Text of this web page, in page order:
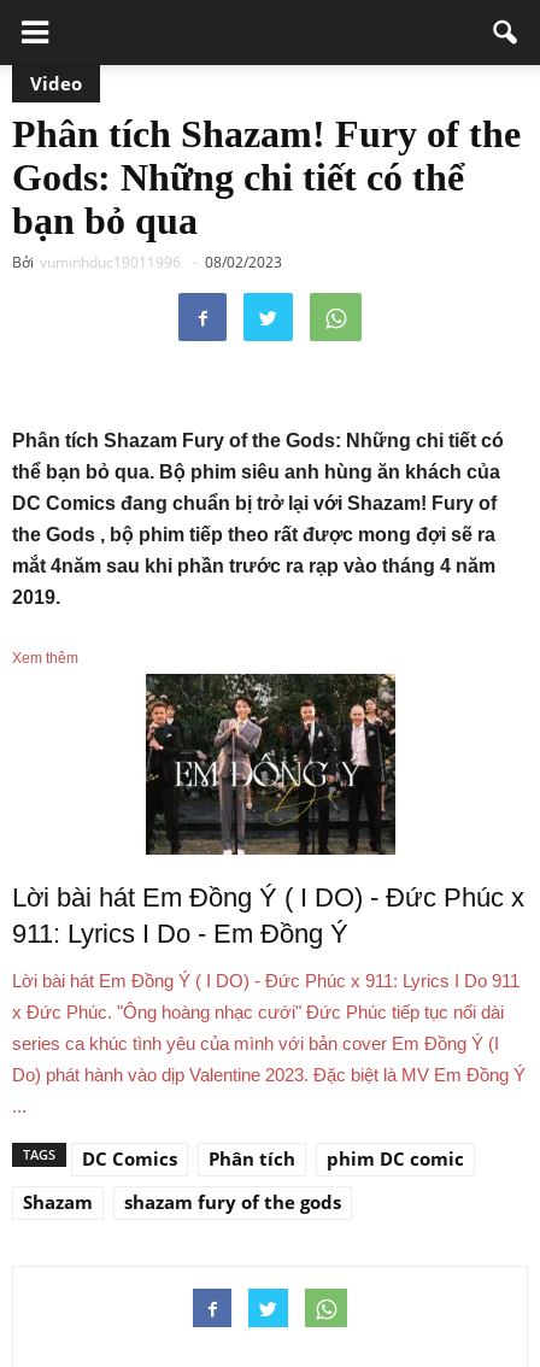
Video
Phân tích Shazam! Fury of the
Gods: Những chi tiết có thể
bạn bỏ qua
Bởi vuminhduc19011996 - 08/02/2023
Phân tích Shazam Fury of the Gods: Những chi tiết có
thể bạn bỏ qua. Bộ phim siêu anh hùng ăn khách của
DC Comics đang chuẩn bị trở lại với Shazam! Fury of
the Gods , bộ phim tiếp theo rất được mong đợi sẽ ra
mắt 4năm sau khi phần trước ra rạp vào tháng 4 năm
2019.
Xem thêm
Lời bài hát Em Đồng Ý ( I DO) - Đức Phúc x
911: Lyrics I Do - Em Đồng Ý
Lời bài hát Em Đồng Ý ( I DO) - Đức Phúc x 911: Lyrics I Do 911
x Đức Phúc. "Ông hoàng nhạc cưới" Đức Phúc tiếp tục nối dài
series ca khúc tình yêu của mình với bản cover Em Đồng Ý (I
Do) phát hành vào dịp Valentine 2023. Đặc biệt là MV Em Đồng Ý
...
TAGS DC Comics Phân tích
phim DC comic
Shazam
shazam fury of the gods